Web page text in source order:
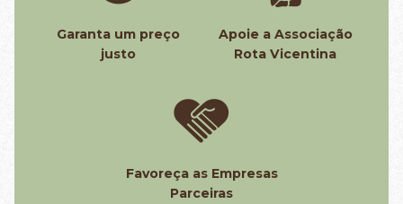
Garanta um preço
justo
Apoie a Associação
Rota Vicentina
Favoreça as Empresas
Parceiras